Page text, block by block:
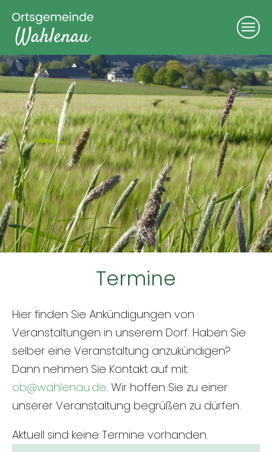
Termine
Hier finden Sie Ankündigungen von
Veranstaltungen in unserem Dorf. Haben Sie
selber eine Veranstaltung anzukündigen?
Dann nehmen Sie Kontakt auf mit:
ob@wahlenau.de. Wir hoffen Sie zu einer
unserer Veranstaltung begrüßen zu dürfen.
Aktuell sind keine Termine vorhanden.